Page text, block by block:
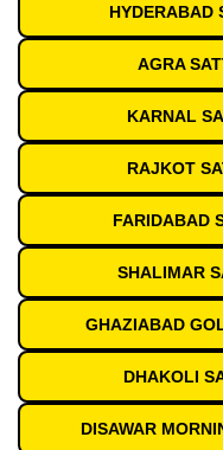
HYDERABAD
AGRA
KARNAL
RAJKOT
FARIDABAD
SHALIMAR
GHAZIABAD
DHAKOLI
DISAWAR